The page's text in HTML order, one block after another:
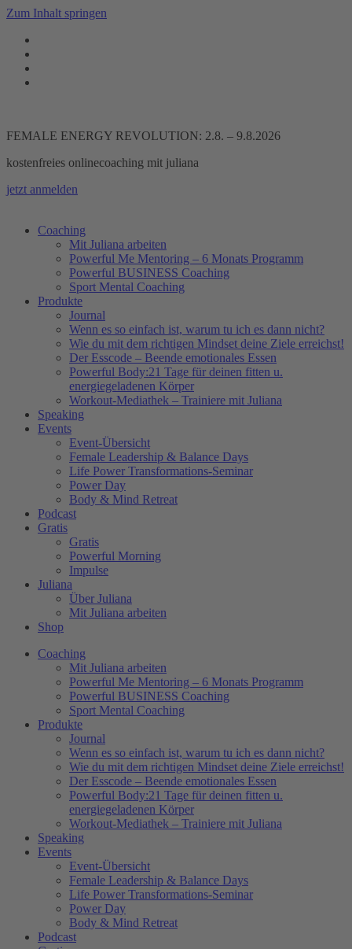
Zum Inhalt springen
FEMALE ENERGY REVOLUTION: 2.8. – 9.8.2026
kostenfreies onlinecoaching mit juliana
jetzt anmelden
Coaching
Mit Juliana arbeiten
Powerful Me Mentoring – 6 Monats Programm
Powerful BUSINESS Coaching
Sport Mental Coaching
Produkte
Journal
Wenn es so einfach ist, warum tu ich es dann nicht?
Wie du mit dem richtigen Mindset deine Ziele erreichst!
Der Esscode – Beende emotionales Essen
Powerful Body:21 Tage für deinen fitten u.
energiegeladenen Körper
Workout-Mediathek – Trainiere mit Juliana
Speaking
Events
Event-Übersicht
Female Leadership & Balance Days
Life Power Transformations-Seminar
Power Day
Body & Mind Retreat
Podcast
Gratis
Gratis
Powerful Morning
Impulse
Juliana
Über Juliana
Mit Juliana arbeiten
Shop
Coaching
Mit Juliana arbeiten
Powerful Me Mentoring – 6 Monats Programm
Powerful BUSINESS Coaching
Sport Mental Coaching
Produkte
Journal
Wenn es so einfach ist, warum tu ich es dann nicht?
Wie du mit dem richtigen Mindset deine Ziele erreichst!
Der Esscode – Beende emotionales Essen
Powerful Body:21 Tage für deinen fitten u.
energiegeladenen Körper
Workout-Mediathek – Trainiere mit Juliana
Speaking
Events
Event-Übersicht
Female Leadership & Balance Days
Life Power Transformations-Seminar
Power Day
Body & Mind Retreat
Podcast